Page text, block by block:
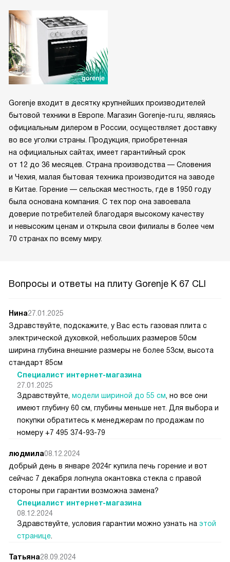
Gorenje входит в десятку крупнейших производителей
бытовой техники в Европе. Магазин Gorenje-ru.ru, являясь
официальным дилером в России, осуществляет доставку
во все уголки страны. Продукция, приобретенная
на официальных сайтах, имеет гарантийный срок
от 12 до 36 месяцев. Страна производства — Словения
и Чехия, малая бытовая техника производится на заводе
в Китае. Горение — сельская местность, где в 1950 году
была основана компания. С тех пор она завоевала
доверие потребителей благодаря высокому качеству
и невысоким ценам и открыла свои филиалы в более чем
70 странах по всему миру.
Вопросы и ответы на плиту Gorenje K 67 CLI
Нина27.01.2025
Здравствуйте, подскажите, у Вас есть газовая плита с
электрической духовкой, небольших размеров 50см
ширина глубина внешние размеры не более 53см, высота
стандарт 85см
Специалист интернет-магазина
27.01.2025
Здравствуйте, модели шириной до 55 см, но все они
имеют глубину 60 см, глубины меньше нет. Для выбора и
покупки обратитесь к менеджерам по продажам по
номеру +7 495 374-93-79
людмила08.12.2024
добрый день в январе 2024г купила печь горение и вот
сейчас 7 декабря лопнула окантовка стекла с правой
стороны при гарантии возможна замена?
Специалист интернет-магазина
08.12.2024
Здравствуйте, условия гарантии можно узнать на этой
странице.
Татьяна28.09.2024